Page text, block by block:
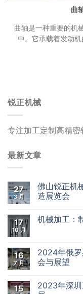
曲
曲轴是一种重要的机
中。它承载着发动
锐正机械
专注加工定制高精密
最新文章
27
3 月
佛山锐正机
造展览会
17
10 月
机械加工：
16
7 月
2024年俄
会与展望
15
2023年深